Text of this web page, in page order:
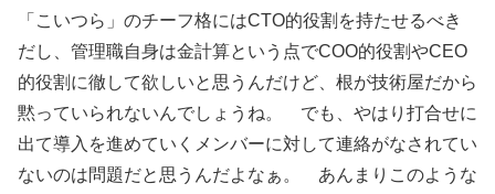
「こいつら」のチーフ格にはCTO的役割を持たせるべき
だし、管理職自身は金計算という点でCOO的役割やCEO
的役割に徹して欲しいと思うんだけど、根が技術屋だから
黙っていられないんでしょうね。 でも、やはり打合せに
出て導入を進めていくメンバーに対して連絡がなされてい
ないのは問題だと思うんだよなぁ。 あんまりこのような